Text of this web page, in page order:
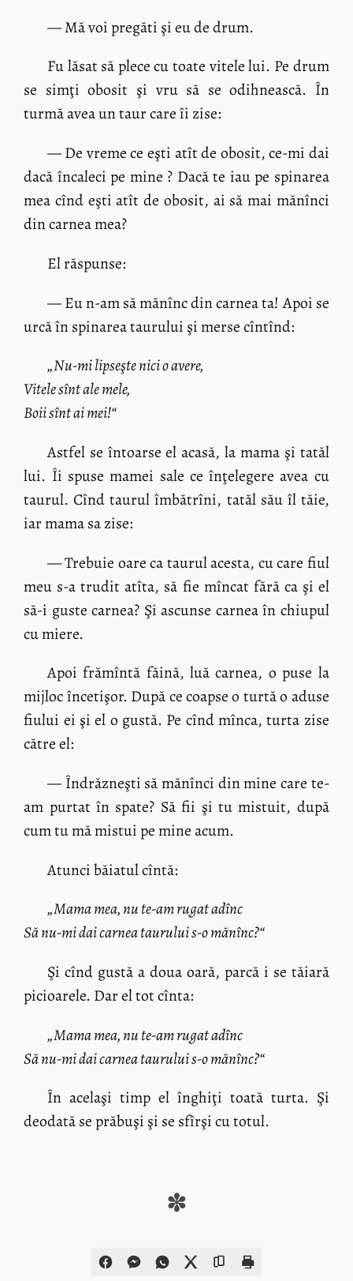
— Mă voi pregăti şi eu de drum.
Fu lăsat să plece cu toate vitele lui. Pe drum
se simţi obosit şi vru să se odihnească. În
turmă avea un taur care îi zise:
— De vreme ce eşti atît de obosit, ce-mi dai
dacă încaleci pe mine ? Dacă te iau pe spinarea
mea cînd eşti atît de obosit, ai să mai mănînci
din carnea mea?
El răspunse:
— Eu n-am să mănînc din carnea ta! Apoi se
urcă în spinarea taurului şi merse cîntînd:
„Nu-mi lipseşte nici o avere,
Vitele sînt ale mele,
Boii sînt ai mei!“
Astfel se întoarse el acasă, la mama şi tatăl
lui. Îi spuse mamei sale ce înţelegere avea cu
taurul. Cînd taurul îmbătrîni, tatăl său îl tăie,
iar mama sa zise:
— Trebuie oare ca taurul acesta, cu care fiul
meu s-a trudit atîta, să fie mîncat fără ca şi el
să-i guste carnea? Şi ascunse carnea în chiupul
cu miere.
Apoi frămîntă făină, luă carnea, o puse la
mijloc încetişor. După ce coapse o turtă o aduse
fiului ei şi el o gustă. Pe cînd mînca, turta zise
către el:
— Îndrăzneşti să mănînci din mine care te-
am purtat în spate? Să fii şi tu mistuit, după
cum tu mă mistui pe mine acum.
Atunci băiatul cîntă:
„Mama mea, nu te-am rugat adînc
Să nu-mi dai carnea taurului s-o mănînc?“
Şi cînd gustă a doua oară, parcă i se tăiară
picioarele. Dar el tot cînta:
„Mama mea, nu te-am rugat adînc
Să nu-mi dai carnea taurului s-o mănînc?“
În acelaşi timp el înghiţi toată turta. Şi
deodată se prăbuşi şi se sfîrşi cu totul.
✽